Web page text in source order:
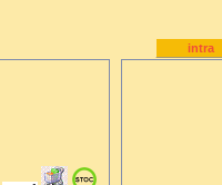
intra